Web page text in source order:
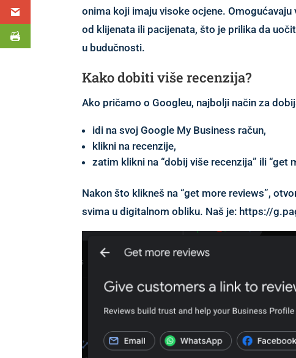
onima koji imaju visoke ocjene.
od klijenata ili pacijenata, što je prilika da
u budučnosti.
Kako dobiti više recenzija?
Ako pričamo o Googleu, najbolji način za
idi na svoj Google My Business račun,
klikni na recenzije,
zatim klikni na “dobij više recenzija” ili “get
Nakon što klikneš na “get more reviews”,
svima u digitalnom obliku. Naš je: https://